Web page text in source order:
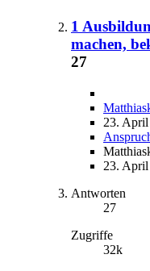
1
machen,
27
23.
23.
Antworten
27
Zugriffe
32k